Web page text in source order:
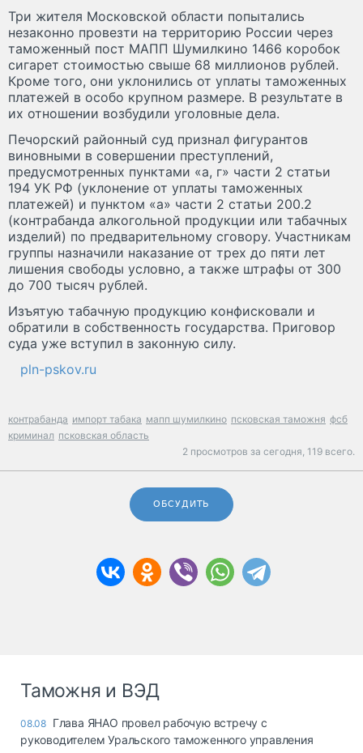
Три жителя Московской области попытались
незаконно провезти на территорию России через
таможенный пост МАПП Шумилкино 1466 коробок
сигарет стоимостью свыше 68 миллионов рублей.
Кроме того, они уклонились от уплаты таможенных
платежей в особо крупном размере. В результате в
их отношении возбудили уголовные дела.
Печорский районный суд признал фигурантов
виновными в совершении преступлений,
предусмотренных пунктами «а, г» части 2 статьи
194 УК РФ (уклонение от уплаты таможенных
платежей) и пунктом «а» части 2 статьи 200.2
(контрабанда алкогольной продукции или табачных
изделий) по предварительному сговору. Участникам
группы назначили наказание от трех до пяти лет
лишения свободы условно, а также штрафы от 300
до 700 тысяч рублей.
Изъятую табачную продукцию конфисковали и
обратили в собственность государства. Приговор
суда уже вступил в законную силу.
pln-pskov.ru
контрабанда импорт табака мапп шумилкино псковская таможня фсб
криминал псковская область
2 просмотров за сегодня, 119 всего.
ОБСУДИТЬ
Таможня и ВЭД
08.08 Глава ЯНАО провел рабочую встречу с
руководителем Уральского таможенного управления